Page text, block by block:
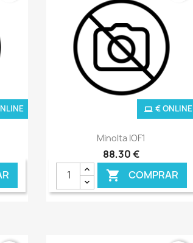
Ver+
Minolta IOF1
88,30 €
 COMPRAR
€ ONLINE